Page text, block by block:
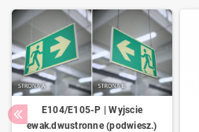
E104/E105-P | Wyjscie
ewak.dwustronne (podwiesz.)